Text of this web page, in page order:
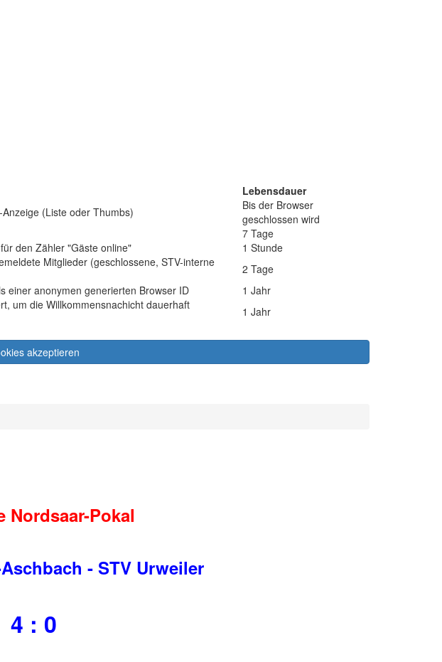
Lebensdauer
(Liste oder Thumbs)
Bis der Browser
geschlossen wird
7 Tage
den Zähler "Gäste online"
1 Stunde
Mitglieder (geschlossene, STV-interne
2 Tage
einer anonymen generierten Browser ID
1 Jahr
um die Willkommensnachicht dauerhaft
1 Jahr
akzeptieren
Nordsaar-Pokal
- STV Urweiler
4 : 0